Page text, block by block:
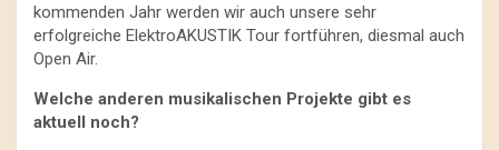
kommenden Jahr werden wir auch unsere sehr
erfolgreiche ElektroAKUSTIK Tour fortführen, diesmal auch
Open Air.
Welche anderen musikalischen Projekte gibt es
aktuell noch?